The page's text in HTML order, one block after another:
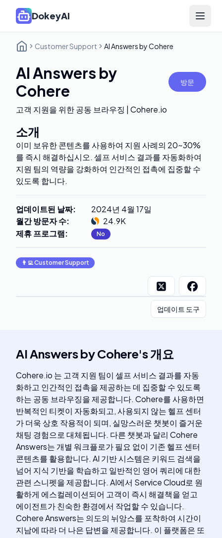
DokeyAI Open
Customer Support AI Answers by Cohere
AI Answers by
Cohere
방문
고객 지원을 위한 공동 브라우징 | Cohere.io
소개
이미 보유한 콘텐츠를 사용하여 지원 사례의 20~30%
를 즉시 해결하십시오. 셀프 서비스 결과를 자동화하여
지원 팀의 역량을 강화하여 인간적인 접촉에 집중할 수
있도록 합니다.
업데이트된 날짜:
2024년 4월 17일
월간 방문자 수:
24.9K
제휴 프로그램: No
👨‍💻Customer Support
업데이트 도구
AI Answers by Cohere's개요
Cohere.io 는 고객 지원 팀이 셀프 서비스 결과를 자동
화하고 인간적인 접촉을 제공하는 데 집중할 수 있도록
하는 공동 브라우징을 제공합니다. Cohere를 사용하면
반복적인 티켓이 자동화되고, 사용되지 않는 헬프 센터
가 더욱 상호 작용적이 되며, 실망스러운 챗봇이 즐거운
채팅 경험으로 대체됩니다. 다른 챗봇과 달리 Cohere
Answers는 개별 워크플로가 필요 없이 기존 헬프 센터
콘텐츠를 활용합니다. AI 기반 시스템은 키워드 검색을
넘어 지식 기반을 학습하고 일반적인 영어 쿼리에 대한
관련 스니펫을 제공합니다. AI에서 Service Cloud로 원
활하게 에스컬레이션되어 고객이 즉시 해결책을 얻고
에이전트가 친숙한 환경에서 작업할 수 있습니다.
Cohere Answers는 의도의 뉘앙스를 포착하여 시간이
지남에 따라 더 나은 답변을 제공합니다. 이 플랫폼은 또